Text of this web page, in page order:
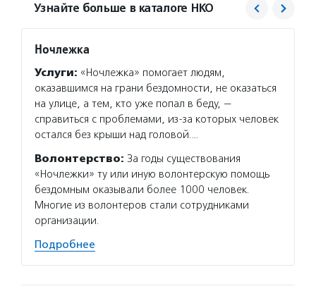
Узнайте больше в каталоге НКО
Ночлежка
Услуги: «Ночлежка» помогает людям,
оказавшимся на грани бездомности, не оказаться
на улице, а тем, кто уже попал в беду, —
справиться с проблемами, из-за которых человек
остался без крыши над головой.…
Волонтерство: За годы существования
«Ночлежки» ту или иную волонтерскую помощь
бездомным оказывали более 1000 человек.
Многие из волонтеров стали сотрудниками
организации.
Подробнее